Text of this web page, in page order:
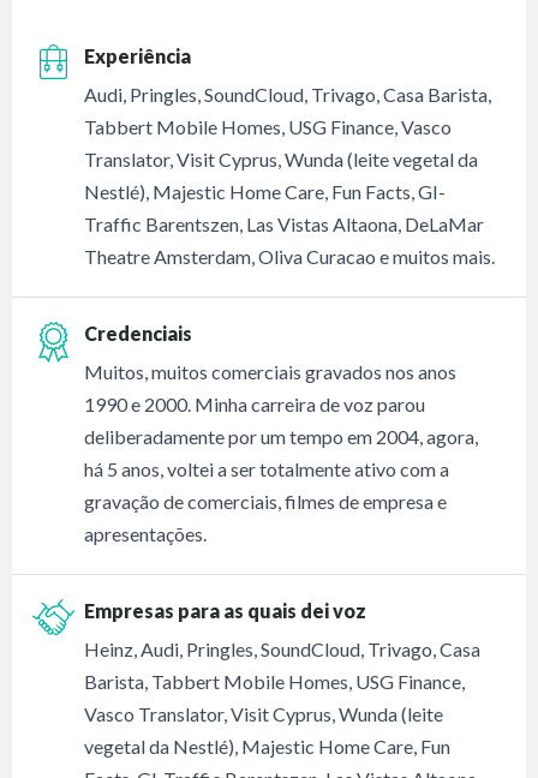
Experiência
Audi, Pringles, SoundCloud, Trivago, Casa Barista,
Tabbert Mobile Homes, USG Finance, Vasco
Translator, Visit Cyprus, Wunda (leite vegetal da
Nestlé), Majestic Home Care, Fun Facts, GI-
Traffic Barentszen, Las Vistas Altaona, DeLaMar
Theatre Amsterdam, Oliva Curacao e muitos mais.
Credenciais
Muitos, muitos comerciais gravados nos anos
1990 e 2000. Minha carreira de voz parou
deliberadamente por um tempo em 2004, agora,
há 5 anos, voltei a ser totalmente ativo com a
gravação de comerciais, filmes de empresa e
apresentações.
Empresas para as quais dei voz
Heinz, Audi, Pringles, SoundCloud, Trivago, Casa
Barista, Tabbert Mobile Homes, USG Finance,
Vasco Translator, Visit Cyprus, Wunda (leite
vegetal da Nestlé), Majestic Home Care, Fun